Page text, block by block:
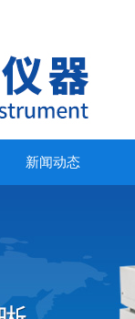
新闻动态